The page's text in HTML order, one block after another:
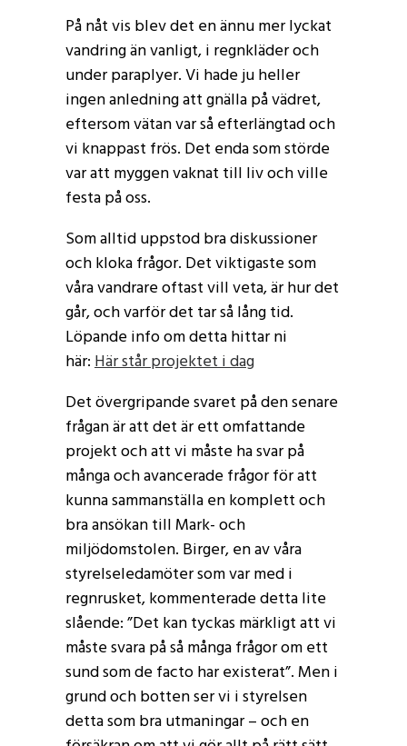
På nåt vis blev det en ännu mer lyckat
vandring än vanligt, i regnkläder och
under paraplyer. Vi hade ju heller
ingen anledning att gnälla på vädret,
eftersom vätan var så efterlängtad och
vi knappast frös. Det enda som störde
var att myggen vaknat till liv och ville
festa på oss.
Som alltid uppstod bra diskussioner
och kloka frågor. Det viktigaste som
våra vandrare oftast vill veta, är hur det
går, och varför det tar så lång tid.
Löpande info om detta hittar ni
här:Här står projektet i dag
Det övergripande svaret på den senare
frågan är att det är ett omfattande
projekt och att vi måste ha svar på
många och avancerade frågor för att
kunna sammanställa en komplett och
bra ansökan till Mark- och
miljödomstolen. Birger, en av våra
styrelseledamöter som var med i
regnrusket, kommenterade detta lite
slående: ”Det kan tyckas märkligt att vi
måste svara på så många frågor om ett
sund som de facto har existerat”. Men i
grund och botten ser vi i styrelsen
detta som bra utmaningar – och en